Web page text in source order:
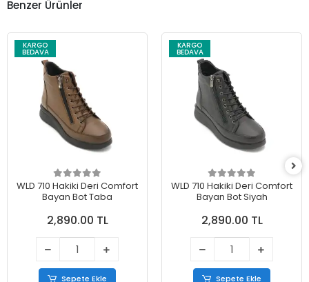
Benzer Ürünler
KARGO
BEDAVA
WLD 710 Hakiki Deri Comfort
Bayan Bot Taba
2,890.00 TL
Sepete Ekle
KARGO
BEDAVA
WLD 710 Hakiki Deri Comfort
Bayan Bot Siyah
2,890.00 TL
Sepete Ekle